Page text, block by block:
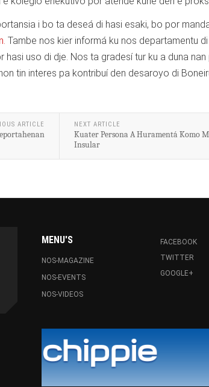
i bo ta deseá di hasi esaki, bo por
. Tambe nos kier informá ku nos departamentu
hasi uso di dje. Nos ta gradesí tur ku a duna
tin interes pa kontribuí den desaroyo di
ARTICLE NEXT ARTICLE
Kuater Persona A Huramentá Komo
Insular
MENU'S
NOS-MAGAZINE
NOS-EVENTS
NOS-VIDEOS
FACEBOOK
TWITTER
GOOGLE+